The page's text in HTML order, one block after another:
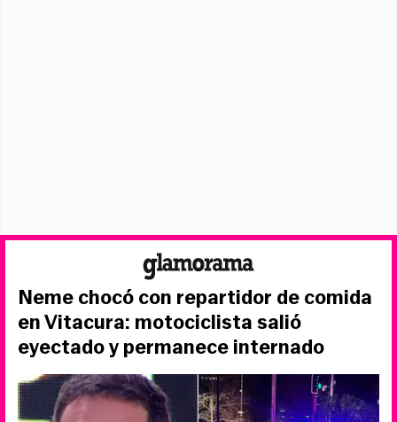
Neme chocó con repartidor de comida
en Vitacura: motociclista salió
eyectado y permanece internado